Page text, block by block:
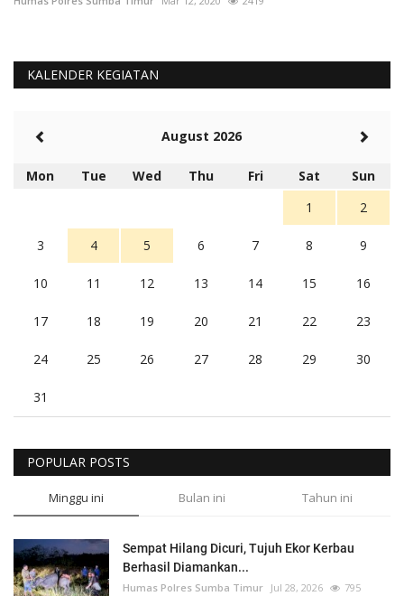
KALENDER KEGIATAN
August 2026
Mon Tue Wed Thu Fri Sat
Sun
1
2
3 4 5 6 7 8 9
10 11 12 13 14 15 16
17 18 19 20 21 22 23
24 25 26 27 28 29 30
31
POPULAR POSTS
Minggu ini Bulan ini Tahun ini
Sempat Hilang Dicuri, Tujuh Ekor Kerbau
Berhasil Diamankan...
Humas Polres Sumba Timur Jul 28, 2026 795